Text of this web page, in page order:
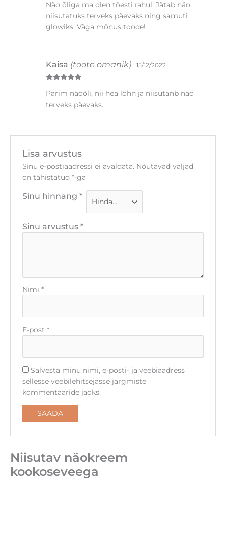
5/ 5
Näo õliga ma olen tõesti rahul. Jätab näo
niisutatuks terveks päevaks ning samuti
glowiks. Väga mõnus toode!
5/ 5
Kaisa (toote omanik) 15/12/2022
Parim näoõli, nii hea lõhn ja niisutanb näo
terveks päevaks.
Lisa arvustus
Sinu e-postiaadressi ei avaldata. Nõutavad väljad
on tähistatud *-ga
Sinu hinnang *
Sinu arvustus *
Nimi *
E-post *
Salvesta minu nimi, e-posti- ja veebiaadress
sellesse veebilehitsejasse järgmiste
kommentaaride jaoks.
Niisutav näokreem
kookoseveega